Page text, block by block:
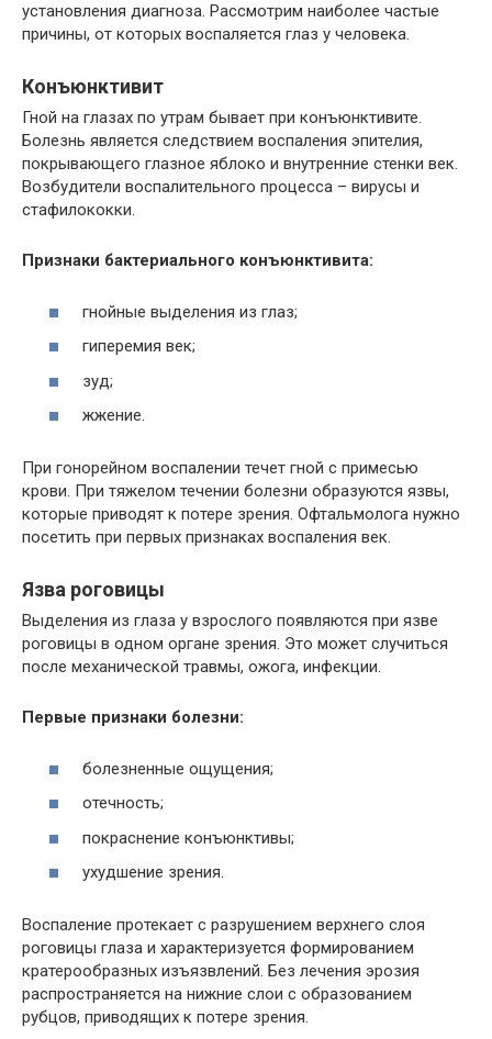
установления диагноза. Рассмотрим наиболее частые
причины, от которых воспаляется глаз у человека.
Конъюнктивит
Гной на глазах по утрам бывает при конъюнктивите.
Болезнь является следствием воспаления эпителия,
покрывающего глазное яблоко и внутренние стенки век.
Возбудители воспалительного процесса – вирусы и
стафилококки.
Признаки бактериального конъюнктивита:
гнойные выделения из глаз;
гиперемия век;
зуд;
жжение.
При гонорейном воспалении течет гной с примесью
крови. При тяжелом течении болезни образуются язвы,
которые приводят к потере зрения. Офтальмолога нужно
посетить при первых признаках воспаления век.
Язва роговицы
Выделения из глаза у взрослого появляются при язве
роговицы в одном органе зрения. Это может случиться
после механической травмы, ожога, инфекции.
Первые признаки болезни:
болезненные ощущения;
отечность;
покраснение конъюнктивы;
ухудшение зрения.
Воспаление протекает с разрушением верхнего слоя
роговицы глаза и характеризуется формированием
кратерообразных изъязвлений. Без лечения эрозия
распространяется на нижние слои с образованием
рубцов, приводящих к потере зрения.